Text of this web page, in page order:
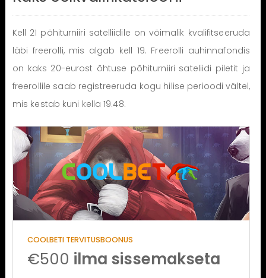
Kell 21 põhiturniiri satelliidile on võimalik kvalifitseeruda
läbi freerolli, mis algab kell 19. Freerolli auhinnafondis
on kaks 20-eurost õhtuse põhiturniiri sateliidi piletit ja
freerollile saab registreeruda kogu hilise perioodi vältel,
mis kestab kuni kella 19.48.
COOLBETI TERVITUSBOONUS
€500 ilma sissemakseta